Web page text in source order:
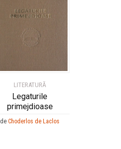
LITERATURĂ
Legaturile
primejdioase
deChoderlos de Laclos